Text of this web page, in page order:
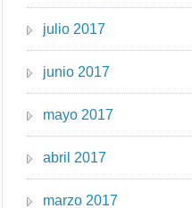
julio 2017
junio 2017
mayo 2017
abril 2017
marzo 2017